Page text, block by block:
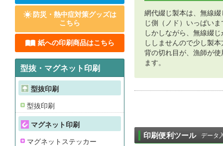
網代綴じ製本は、無線
じ側（ノド）いっぱい
しかしながら、無線綴
ししませんので少し製
背の切れ目が、漁師が
ます。
印刷便利ツール データ
防災・熱中症対策グッズは
こちら
紙への印刷商品はこちら
型抜・マグネット印刷
型抜印刷
型抜印刷
マグネット印刷
マグネットステッカー